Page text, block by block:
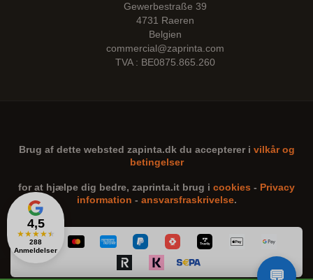
4,5
★★★★★
288
Anmeldelser
Gewerbestraße 39
4731 Raeren
Belgien
commercial@zaprinta.com
TVA : BE0875.865.260
Brug af dette websted zapinta.dk du accepterer i vilkår og
betingelser
for at hjælpe dig bedre, zaprinta.it brug i cookies - Privacy
information - ansvarsfraskrivelse.